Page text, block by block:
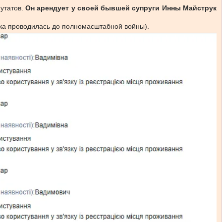
Он арендует у своей бывшей супруги Инны Майструк
проводилась до полномасштабной войны).